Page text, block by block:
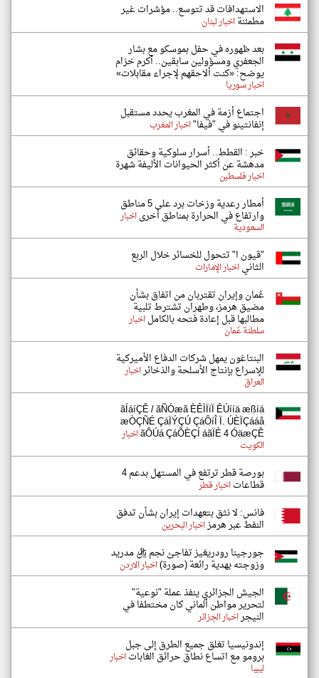
الاستهدافات قد تتوسع.. مؤشرات غير
مطمئنةاخبار لبنان
بعد ظهوره في حفل بموسكو مع بشار
الجعفري ومسؤولين سابقين.. أكرم خزام
يوضح: «كنت ألاحقهم لإجراء مقابلات»
اخبار سوريا
اجتماع أزمة في المغرب يحدد مستقبل
إنفانتينو في "فيفا"اخبار المغرب
خبر : القطط.. أسرار سلوكية وحقائق
مدهشة عن أكثر الحيوانات الأليفة شهرة
اخبار فلسطين
أمطار رعدية وزخات برد على 5 مناطق
وارتفاع في الحرارة بمناطق أخرىاخبار
السعودية
"قيون ا" تتحول للخسائر خلال الربع
الثانياخبار الإمارات
عُمان وإيران تقتربان من اتفاق بشأن
مضيق هرمز، وطهران تشترط تلبية
مطالبها قبل إعادة فتحه بالكاملاخبار
سلطنة عُمان
البنتاغون يمهل شركات الدفاع الأميركية
للإسراع بإنتاج الأسلحة والذخائراخبار
العراق
ãÍáíÇÊ / ãÑÓæã ÈÊÌÏíÏ ÊÚííä æßíá
æÒÇÑÉ ÇáÏÝÇÚ ÇáÔíÎ Ï. ÚÈÏÇááå
ãÔÚá ÇáÕÈÇÍ áãÏÉ 4 ÓäæÇÊاخبار
الكويت
بورصة قطر ترتفع في المستهل بدعم 4
قطاعاتاخبار قطر
فانس: لا نثق بتعهدات إيران بشأن تدفق
النفط عبر هرمزاخبار البحرين
جورجينا رودريغيز تفاجئ نجم ريال مدريد
وزوجته بهدية رائعة (صورة)اخبار الاردن
الجيش الجزائري ينفذ عملة "نوعية"
لتحرير مواطن ألماني كان مختطفا في
النيجراخبار الجزائر
إندونيسيا تغلق جميع الطرق إلى جبل
برومو مع اتساع نطاق حرائق الغاباتاخبار
ليبيا